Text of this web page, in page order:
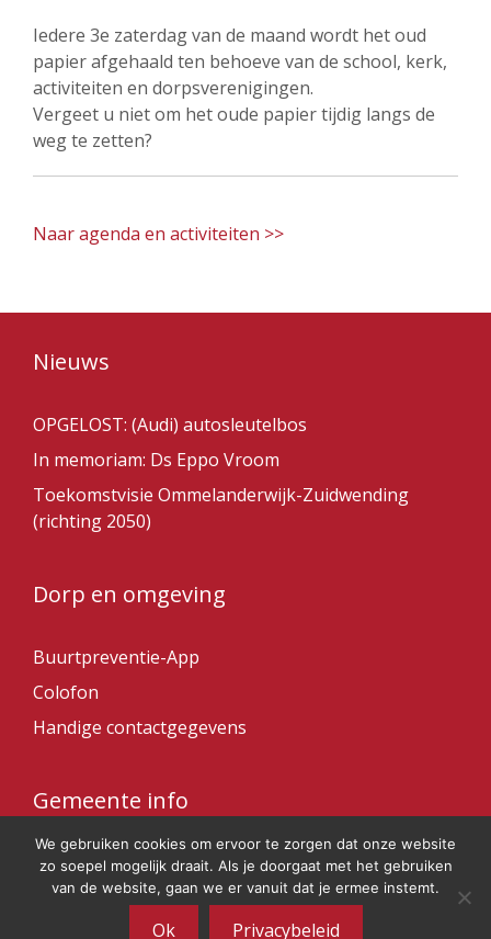
Iedere 3e zaterdag van de maand wordt het oud
papier afgehaald ten behoeve van de school, kerk,
activiteiten en dorpsverenigingen.
Vergeet u niet om het oude papier tijdig langs de
weg te zetten?
Naar agenda en activiteiten >>
Nieuws
OPGELOST: (Audi) autosleutelbos
In memoriam: Ds Eppo Vroom
Toekomstvisie Ommelanderwijk-Zuidwending
(richting 2050)
Dorp en omgeving
Buurtpreventie-App
Colofon
Handige contactgegevens
Gemeente info
Gemeente Veendam
We gebruiken cookies om ervoor te zorgen dat onze website
zo soepel mogelijk draait. Als je doorgaat met het gebruiken
van de website, gaan we er vanuit dat je ermee instemt.
Ok Privacybeleid